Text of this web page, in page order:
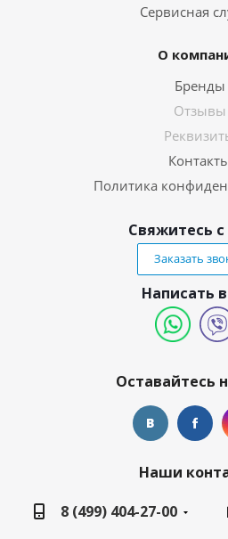
Сервисная
О
Бренды
Отзывы
Политика
Свяжитесь
Заказать
Написать
Оставайтесь
Наши
8 (499) 404-27-00